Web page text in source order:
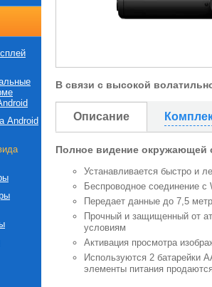
Android
В связи с высокой
Описание
Полное видение окружающей
Устанавливается быстро и
Беспроводное соединение с
Передает данные до 7,5
Прочный и защищенный от
условиям
Активация просмотра
Используются 2 батарейки
элементы питания